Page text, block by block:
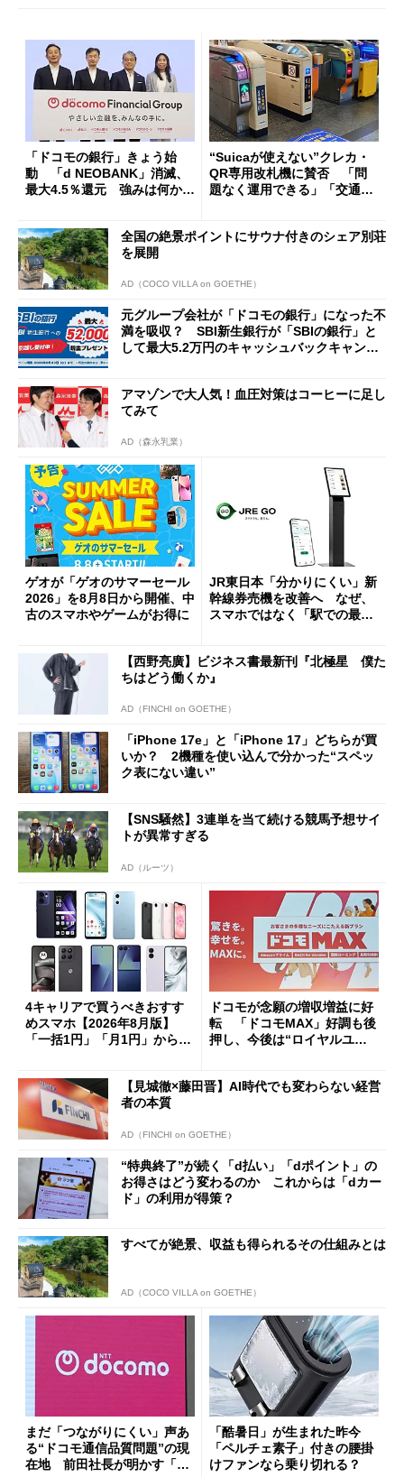
「ドコモの銀行」きょう始
動 「d NEOBANK」消滅、
最大4.5％還元 強みは何か解
“Suicaが使えない”クレカ・
QR専用改札機に賛否 「問
題なく運用できる」「交通系I
全国の絶景ポイントにサウナ付きのシェア別荘
を展開
AD（COCO VILLA on GOETHE）
元グループ会社が「ドコモの銀行」になった不
満を吸収？ SBI新生銀行が「SBIの銀行」と
して最大5.2万円のキャッシュバックキャンペ
アマゾンで大人気！血圧対策はコーヒーに足し
てみて
AD（森永乳業）
ゲオが「ゲオのサマーセール
2026」を8月8日から開催、中
古のスマホやゲームがお得に
JR東日本「分かりにくい」新
幹線券売機を改善へ なぜ、
スマホではなく「駅での最短
【西野亮廣】ビジネス書最新刊『北極星 僕た
ちはどう働くか』
AD（FINCHI on GOETHE）
「iPhone 17e」と「iPhone 17」どちらが買
いか？ 2機種を使い込んで分かった“スペッ
ク表にない違い”
【SNS騒然】3連単を当て続ける競馬予想サイ
トが異常すぎる
AD（ルーツ）
4キャリアで買うべきおすす
めスマホ【2026年8月版】
「一括1円」「月1円」からお
ドコモが念願の増収増益に好
転 「ドコモMAX」好調も後
押し、今後は“ロイヤルユー
【見城徹×藤田晋】AI時代でも変わらない経営
者の本質
AD（FINCHI on GOETHE）
“特典終了”が続く「d払い」「dポイント」の
お得さはどう変わるのか これからは「dカー
ド」の利用が得策？
すべてが絶景、収益も得られるその仕組みとは
AD（COCO VILLA on GOETHE）
まだ「つながりにくい」声あ
る“ドコモ通信品質問題”の現
在地 前田社長が明かす「道
「酷暑日」が生まれた昨今
「ペルチェ素子」付きの腰掛
けファンなら乗り切れる？